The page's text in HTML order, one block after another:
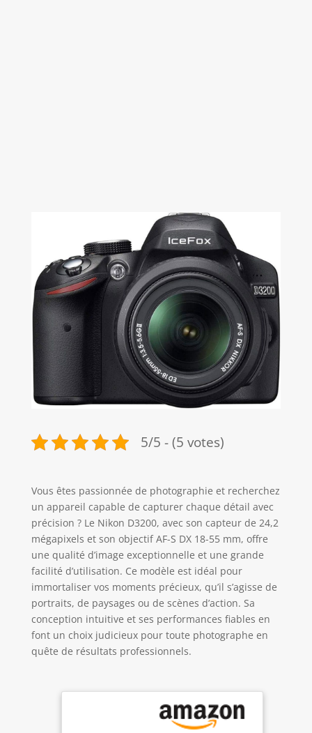
5/5 - (5 votes)
Vous êtes passionnée de photographie et recherchez
un appareil capable de capturer chaque détail avec
précision ? Le Nikon D3200, avec son capteur de 24,2
mégapixels et son objectif AF-S DX 18-55 mm, offre
une qualité d’image exceptionnelle et une grande
facilité d’utilisation. Ce modèle est idéal pour
immortaliser vos moments précieux, qu’il s’agisse de
portraits, de paysages ou de scènes d’action. Sa
conception intuitive et ses performances fiables en
font un choix judicieux pour toute photographe en
quête de résultats professionnels.